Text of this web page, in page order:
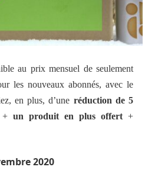
au prix mensuel de seulement
les nouveaux abonnés, avec le
en plus, d’une réduction de 5
+ un produit en plus offert +
2020